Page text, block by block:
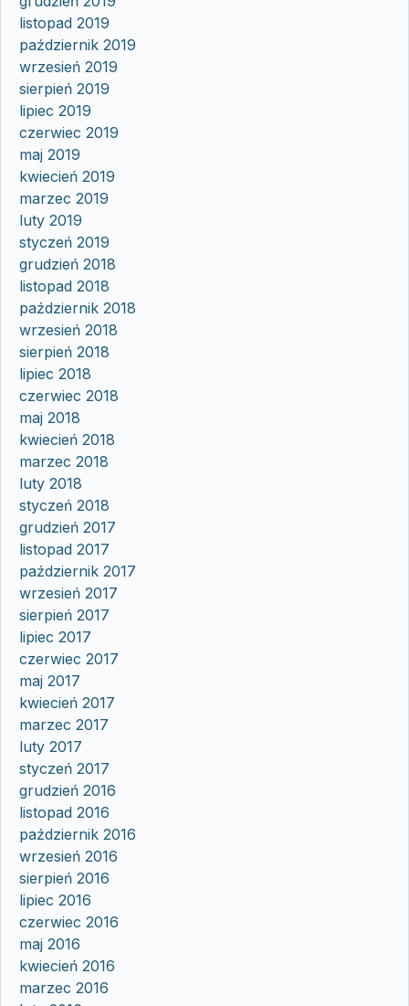
listopad 2019
październik 2019
wrzesień 2019
sierpień 2019
lipiec 2019
czerwiec 2019
maj 2019
kwiecień 2019
marzec 2019
luty 2019
styczeń 2019
grudzień 2018
listopad 2018
październik 2018
wrzesień 2018
sierpień 2018
lipiec 2018
czerwiec 2018
maj 2018
kwiecień 2018
marzec 2018
luty 2018
styczeń 2018
grudzień 2017
listopad 2017
październik 2017
wrzesień 2017
sierpień 2017
lipiec 2017
czerwiec 2017
maj 2017
kwiecień 2017
marzec 2017
luty 2017
styczeń 2017
grudzień 2016
listopad 2016
październik 2016
wrzesień 2016
sierpień 2016
lipiec 2016
czerwiec 2016
maj 2016
kwiecień 2016
marzec 2016